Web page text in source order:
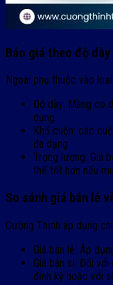
Báo giá theo độ
Ngoài phụ thuộc vào
Độ dày: Màng co
dụng.
Khổ cuộn: các
đa dạng
Trọng lượng: Giá
thể tốt hơn nếu
So sánh giá bán lẻ
Cường Thịnh áp dụng
Giá bán lẻ: Áp
Giá bán sỉ: Đối
định kỳ hoặc với